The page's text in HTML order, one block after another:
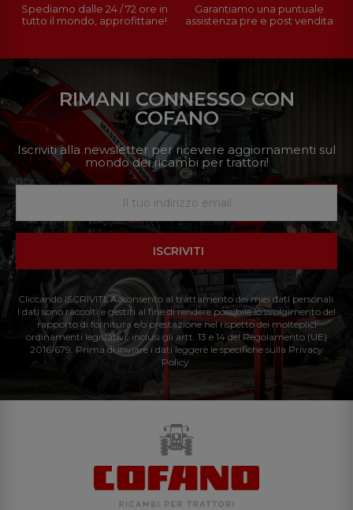
Spediamo dalle 24 / 72 ore in
tutto il mondo, approfittane!
Garantiamo una puntuale
assistenza pre e post vendita
RIMANI CONNESSO CON
COFANO
Iscriviti alla newsletter per ricevere aggiornamenti sul
mondo dei ricambi per trattori!
ISCRIVITI
Cliccando ISCRIVITI: Acconsento al trattamento dei miei dati personali.
I dati sono raccolti e gestiti al fine di rendere possibile lo svolgimento del
rapporto di fornitura e/o prestazione nel rispetto dei molteplici
ordinamenti legislativi, inclusi gli artt. 13 e 14 del Regolamento (UE)
2016/679. Prima di inviare i dati leggere le specifiche sulla Privacy
Policy.